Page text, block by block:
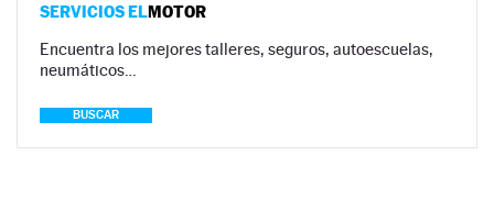
SERVICIOS ELMOTOR
Encuentra los mejores talleres, seguros, autoescuelas,
neumáticos…
BUSCAR